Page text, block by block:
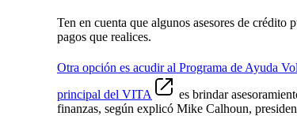
Ten en cuenta que algunos asesores de crédito
pagos que realices.
Otra opción es acudir al Programa de Ayuda
principal del VITA
es brindar
finanzas, según explicó Mike Calhoun,